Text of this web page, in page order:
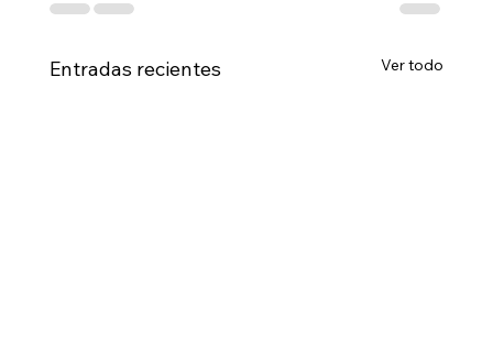
Entradas recientes Ver todo